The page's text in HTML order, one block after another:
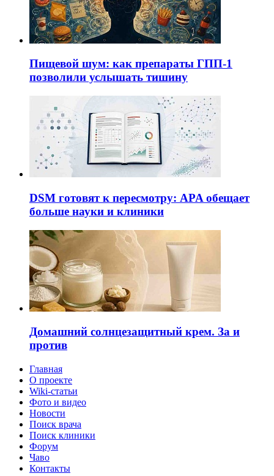
Пищевой шум: как препараты ГПП-1
позволили услышать тишину
DSM готовят к пересмотру: APA обещает
больше науки и клиники
Домашний солнцезащитный крем. За и
против
Главная
О проекте
Wiki-статьи
Фото и видео
Новости
Поиск врача
Поиск клиники
Форум
Чаво
Контакты